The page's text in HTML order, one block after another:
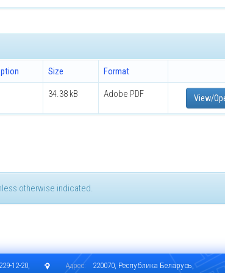
Size Format
34.38 kB Adobe PDF View/
otherwise indicated.
12-20,
Адрес:
220070, Республика Беларусь,